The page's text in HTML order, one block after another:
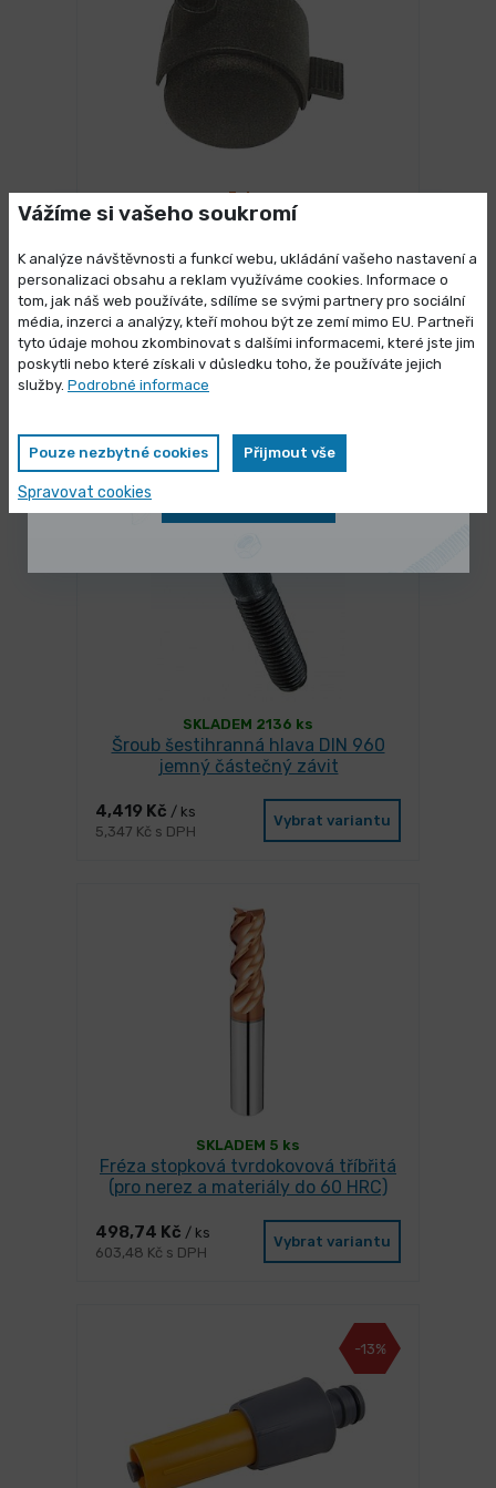
3 dny
Nábytkové kolo BA s brzdou
18,200 Kč/ ks
22,02 Kč s DPH
Vybrat variantu
SKLADEM 2136 ks
Šroub šestihranná hlava DIN 960
jemný částečný závit
4,419 Kč / ks
5,347 Kč s DPH
Vybrat variantu
SKLADEM 5 ks
Fréza stopková tvrdokovová tříbřitá
(pro nerez a materiály do 60 HRC)
498,74 Kč / ks
603,48 Kč s DPH
Vybrat variantu
-13%
Vážíme si vašeho soukromí
K analýze návštěvnosti a funkcí webu, ukládání vašeho nastavení a
personalizaci obsahu a reklam využíváme cookies. Informace o
tom, jak náš web používáte, sdílíme se svými partnery pro sociální
média, inzerci a analýzy, kteří mohou být ze zemí mimo EU. Partneři
tyto údaje mohou zkombinovat s dalšími informacemi, které jste jim
poskytli nebo které získali v důsledku toho, že používáte jejich
služby. Podrobné informace
Pouze nezbytné cookies Přijmout vše
Spravovat cookies
Výprodej skladových zásob
Vybrané produkty nyní pořídíte za